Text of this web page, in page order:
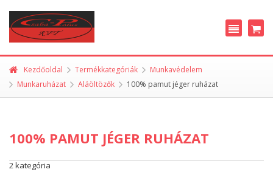
Kezdőoldal Termékkategóriák
Munkavédelem
Munkaruházat
Aláöltözők 100% pamut jéger ruházat
100% PAMUT JÉGER RUHÁZAT
2 kategória